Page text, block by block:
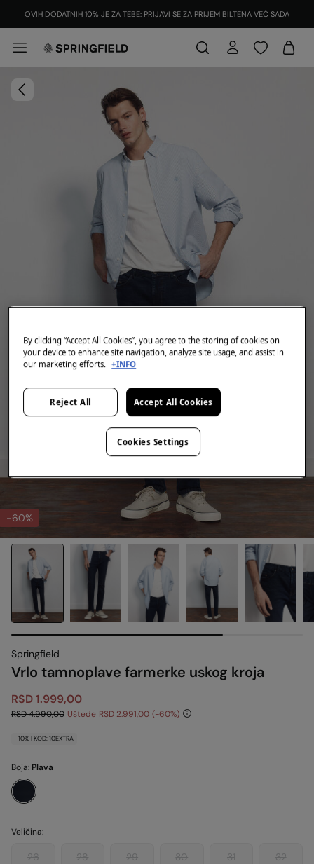
OVIH DODATNIH 10% JE ZA TEBE: PRIJAVI SE ZA PRIJEM BILTENA VEĆ SADA
-60%
Springfield
Vrlo tamnoplave farmerke uskog kroja
RSD 1.999,00
RSD 4.990,00 Uštede RSD 2.991,00 60
-10% | KOD: 10EXTRA
Boja: Plava
Veličina:
26 28 29 30 31 32
By clicking “Accept All Cookies”, you agree to the storing of cookies on
your device to enhance site navigation, analyze site usage, and assist in
our marketing efforts. +INFO
Reject All Accept All Cookies
Cookies Settings